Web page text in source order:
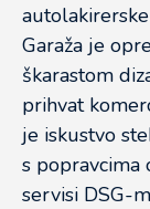
Garaža je
škarastom
prihvat
je iskustvo
s popravcima
servisi DSG-